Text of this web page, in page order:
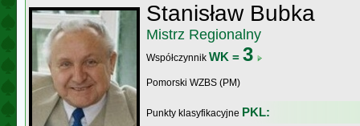
Stanisław Bubka
Mistrz Regionalny
Współczynnik WK = 3
Pomorski WZBS (PM)
Punkty klasyfikacyjne PKL: